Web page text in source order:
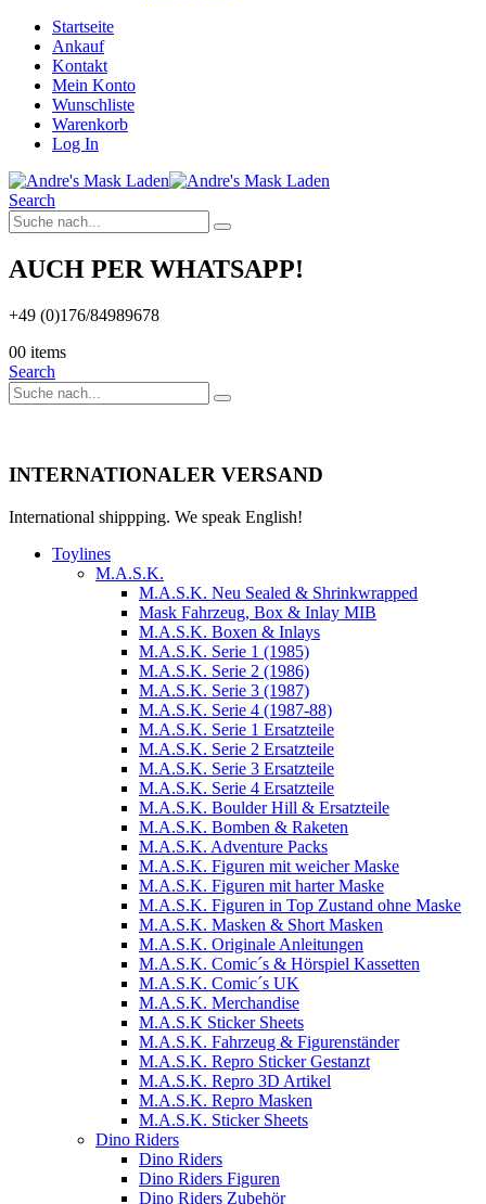
Startseite
Ankauf
Kontakt
Mein Konto
Wunschliste
Warenkorb
Log In
Search
AUCH PER WHATSAPP!
+49 (0)176/84989678
00 items
Search
INTERNATIONALER VERSAND
International shippping. We speak English!
Toylines
M.A.S.K.
M.A.S.K. Neu Sealed & Shrinkwrapped
Mask Fahrzeug, Box & Inlay MIB
M.A.S.K. Boxen & Inlays
M.A.S.K. Serie 1 (1985)
M.A.S.K. Serie 2 (1986)
M.A.S.K. Serie 3 (1987)
M.A.S.K. Serie 4 (1987-88)
M.A.S.K. Serie 1 Ersatzteile
M.A.S.K. Serie 2 Ersatzteile
M.A.S.K. Serie 3 Ersatzteile
M.A.S.K. Serie 4 Ersatzteile
M.A.S.K. Boulder Hill & Ersatzteile
M.A.S.K. Bomben & Raketen
M.A.S.K. Adventure Packs
M.A.S.K. Figuren mit weicher Maske
M.A.S.K. Figuren mit harter Maske
M.A.S.K. Figuren in Top Zustand ohne Maske
M.A.S.K. Masken & Short Masken
M.A.S.K. Originale Anleitungen
M.A.S.K. Comic´s & Hörspiel Kassetten
M.A.S.K. Comic´s UK
M.A.S.K. Merchandise
M.A.S.K Sticker Sheets
M.A.S.K. Fahrzeug & Figurenständer
M.A.S.K. Repro Sticker Gestanzt
M.A.S.K. Repro 3D Artikel
M.A.S.K. Repro Masken
M.A.S.K. Sticker Sheets
Dino Riders
Dino Riders
Dino Riders Figuren
Dino Riders Zubehör